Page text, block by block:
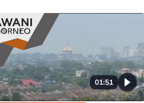
01:51